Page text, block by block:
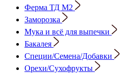
Ферма ТД М2
Заморозка
Мука и всё для выпечки
Бакалея
Специи/Семена/Добавки
Орехи/Сухофрукты